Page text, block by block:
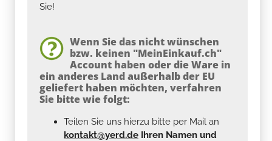
Sie!
Wenn Sie das nicht wünschen
bzw. keinen "MeinEinkauf.ch"
Account haben oder die Ware in
ein anderes Land außerhalb der EU
geliefert haben möchten, verfahren
Sie bitte wie folgt:
Teilen Sie uns hierzu bitte per Mail an
kontakt@yerd.de Ihren Namen und